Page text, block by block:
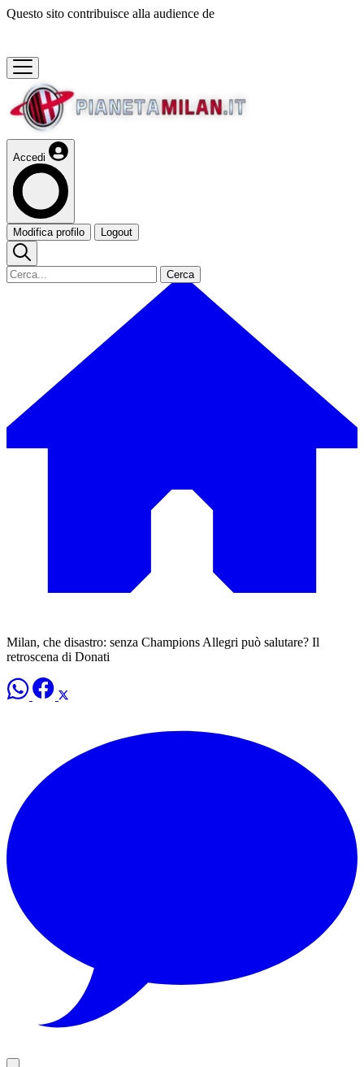
Questo sito contribuisce alla audience de
Accedi
Modifica profilo Logout
Cerca
Milan, che disastro: senza Champions Allegri può salutare? Il
retroscena di Donati